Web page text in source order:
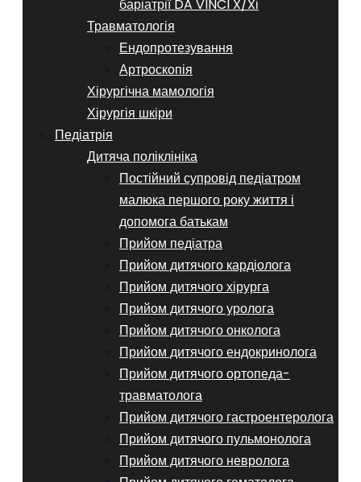
баріатрії DA VINCI X/Xі
Травматологія
Ендопротезування
Артроскопія
Хірургічна мамологія
Хірургія шкіри
Педіатрія
Дитяча поліклініка
Постійний супровід педіатром
малюка першого року життя і
допомога батькам
Прийом педіатра
Прийом дитячого кардіолога
Прийом дитячого хірурга
Прийом дитячого уролога
Прийом дитячого онколога
Прийом дитячого ендокринолога
Прийом дитячого ортопеда-
травматолога
Прийом дитячого гастроентеролога
Прийом дитячого пульмонолога
Прийом дитячого невролога